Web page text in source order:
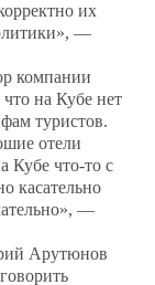
их
—
компании
на Кубе нет
туристов.
отели
Кубе что-то с
касательно
—
Арутюнов